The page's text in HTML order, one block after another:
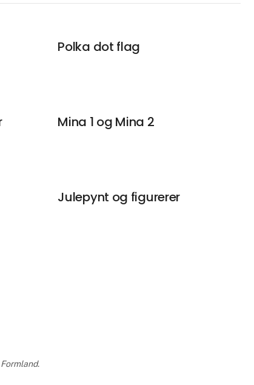
Polka dot flag
Mina 1 og Mina 2
Julepynt og figurerer